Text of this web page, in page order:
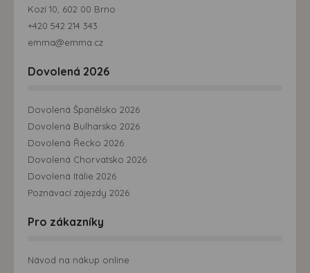
Kozí 10, 602 00 Brno
+420 542 214 343
emma@emma.cz
Dovolená 2026
Dovolená Španělsko 2026
Dovolená Bulharsko 2026
Dovolená Řecko 2026
Dovolená Chorvatsko 2026
Dovolená Itálie 2026
Poznávací zájezdy 2026
Pro zákazníky
Návod na nákup online